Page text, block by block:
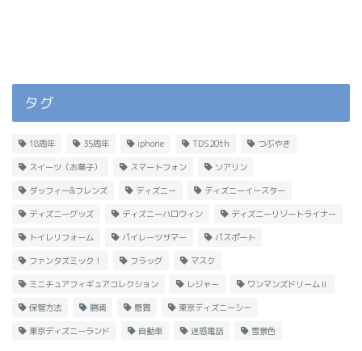
タグ
18周年 35周年 iphone TDS20th つぶやき
スイーツ（お菓子） スマートフォン ソアリン
ダッフィー&フレンズ ディズニー ディズニーイースター
ディズニーグッズ ディズニーハロウィン ディズニーリゾートライナー
トイレリフォーム パイレーツサマー パスポート
ファンタズミック！ フラッグ マスク
ミニチュアフィギュアコレクション レジャー ワンマンズドリームⅡ
保管方法 勝浦 懸賞 東京ディズニーシー
東京ディズニーランド 自動車 迷惑電話 雪景色